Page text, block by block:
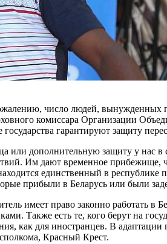
число людей, вынужденных
комиссара Организации
гарантируют защиту
дополнительную защиту у нас в
Им дают временное прибежище,
единственный в республике
прибыли в Беларусь или были
имеет право законно работать в
Также есть те, кого берут на
как для иностранцев. В
Красный Крест.